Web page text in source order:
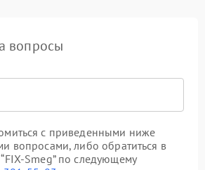
вопросы
с приведенными ниже
вопросами, либо обратиться в
Smeg” по следующему